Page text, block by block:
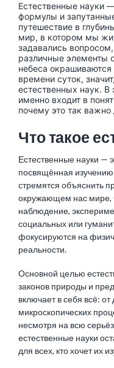
Естественные науки
формулы и
путешествие в
мир, в котором мы
задавались
различные
небеса
времени суток,
естественных наук.
именно входит в
почему это так важно
Что такое
Естественные науки —
посвящённая
стремятся объяснить
окружающем нас мире,
наблюдение,
социальных или
фокусируются на
реальности.
Основной целью
законов природы и
включает в себя всё:
микроскопических
несмотря на всю
естественные науки
для всех, кто хочет их